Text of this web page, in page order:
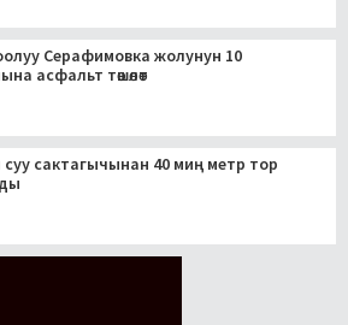
Серафимовка жолунун 10
асфальт төшөлөт
суу сактагычынан 40 миң метр тор